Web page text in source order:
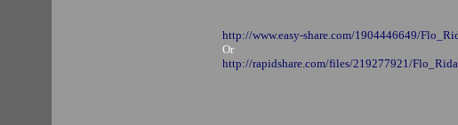
http://www.easy-share.com/1904446649/
Or
http://rapidshare.com/files/219277921/